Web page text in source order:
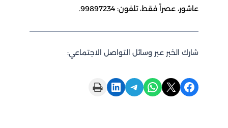
عاشور، عصراً فقط، تلفون: 99897234.
شارك الخبر عبر وسائل التواصل الاجتماعي:
Share on Facebook
Share on X
Share on WhatsApp
Share on Telegram
Share on LinkedIn
Print this Page